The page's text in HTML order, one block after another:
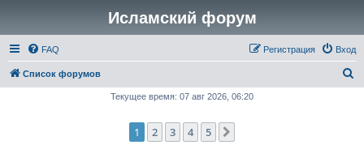
Исламский форум
FAQ Вход
Регистрация
Список форумов
Текущее время: 07 авг 2026, 06:20
1 2 3 4 5